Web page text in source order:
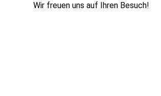
Wir freuen uns auf Ihren Besuch!